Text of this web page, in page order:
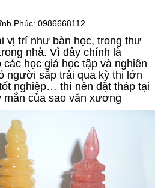
Phúc: 0986668112
vị trí như bàn học, trong thư
nhà. Vì đây chính là
học giả học tập và nghiên
người sắp trải qua kỳ thi lớn
nghiệp… thì nên đặt tháp tại
mắn của sao văn xương